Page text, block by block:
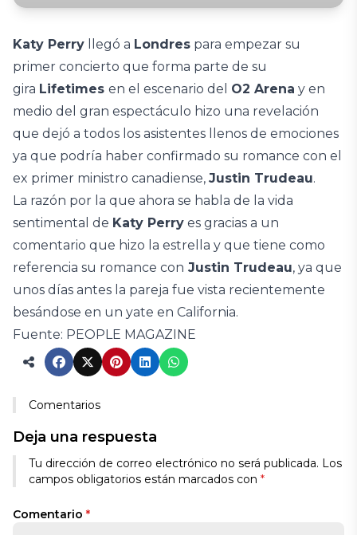
Katy Perry llegó a Londres para empezar su
primer concierto que forma parte de su
gira Lifetimes en el escenario del O2 Arena y en
medio del gran espectáculo hizo una revelación
que dejó a todos los asistentes llenos de emociones
ya que podría haber confirmado su romance con el
ex primer ministro canadiense, Justin Trudeau.
La razón por la que ahora se habla de la vida
sentimental de Katy Perry es gracias a un
comentario que hizo la estrella y que tiene como
referencia su romance con Justin Trudeau, ya que
unos días antes la pareja fue vista recientemente
besándose en un yate en California.
Fuente: PEOPLE MAGAZINE
Comentarios
Deja una respuesta
Tu dirección de correo electrónico no será publicada. Los
campos obligatorios están marcados con *
Comentario *